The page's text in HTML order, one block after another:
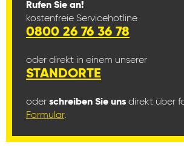
Rufen Sie an!
kostenfreie Servicehotline
0800 26 76 36 78
oder direkt in einem unserer
STANDORTE
oder schreiben Sie uns direkt über
Formular.